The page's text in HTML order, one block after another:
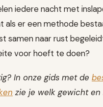
iedere nacht met
als er een methode
samen naar rust
voor hoeft te doen?
In onze gids met de
zie je welk gewicht en